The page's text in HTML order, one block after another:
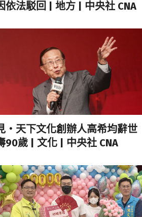
依法駁回 | 地方 | 中央社 CNA
‧天下文化創辦人高希均辭世
90歲 | 文化 | 中央社 CNA